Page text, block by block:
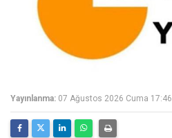
Yayınlanma: 07 Ağustos 2026 Cuma 17:46